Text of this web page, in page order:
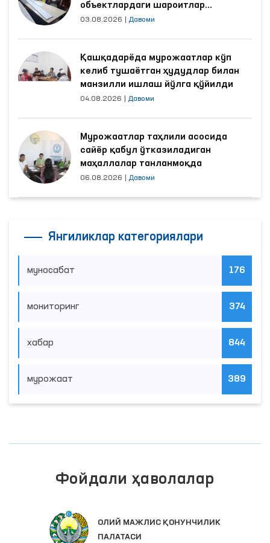
объектлардаги шароитлар
яхшиланди
03.08.2026 Давоми
Қашқадарёда мурожаатлар кўп
келиб тушаётган ҳудудлар билан
манзилли ишлаш йўлга қўйилди
04.08.2026 Давоми
Мурожаатлар таҳлили асосида
сайёр қабул ўтказиладиган
маҳаллалар танланмоқда
06.08.2026 Давоми
Янгиликлар категориялари
муносабат 176
мониторинг 374
хабар 844
мурожаат 389
Фойдали ҳаволалар
ОЛИЙ МАЖЛИС ҚОНУНЧИЛИК
ПАЛАТАСИ